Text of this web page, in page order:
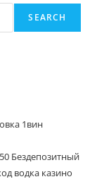
SEARCH
1вин
Бездепозитный
водка казино